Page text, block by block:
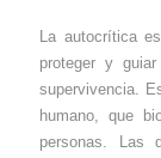
La autocrítica
proteger y
supervivencia.
humano, que
personas. Las